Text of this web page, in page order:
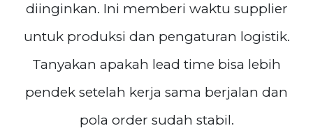
diinginkan. Ini memberi waktu supplier
untuk produksi dan pengaturan logistik.
Tanyakan apakah lead time bisa lebih
pendek setelah kerja sama berjalan dan
pola order sudah stabil.